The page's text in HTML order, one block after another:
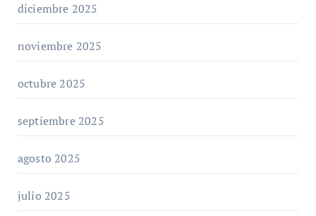
diciembre 2025
noviembre 2025
octubre 2025
septiembre 2025
agosto 2025
julio 2025